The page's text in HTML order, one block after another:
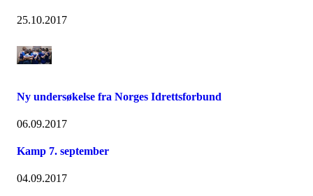
25.10.2017
Ny undersøkelse fra Norges Idrettsforbund
06.09.2017
Kamp 7. september
04.09.2017